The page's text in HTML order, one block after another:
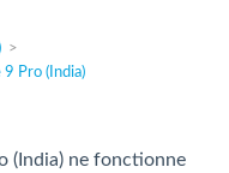
Pro (India)
(India) ne fonctionne